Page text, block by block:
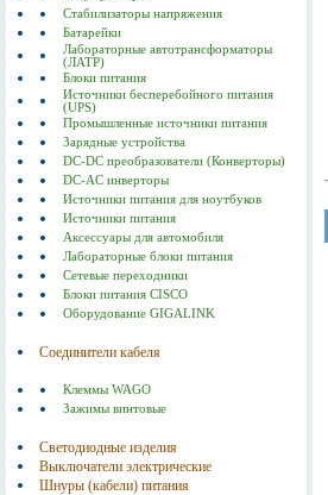
Стабилизаторы напряжения
Батарейки
Лабораторные автотрансформаторы
(ЛАТР)
Блоки питания
Источники бесперебойного питания
(UPS)
Промышленные источники питания
Зарядные устройства
DC-DC преобразователи (Конверторы)
DC-AC инверторы
Источники питания для ноутбуков
Источники питания
Аксессуары для автомобиля
Лабораторные блоки питания
Сетевые переходники
Блоки питания CISCO
Оборудование GIGALINK
Соединители кабеля
Клеммы WAGO
Зажимы винтовые
Светодиодные изделия
Выключатели электрические
Шнуры (кабели) питания